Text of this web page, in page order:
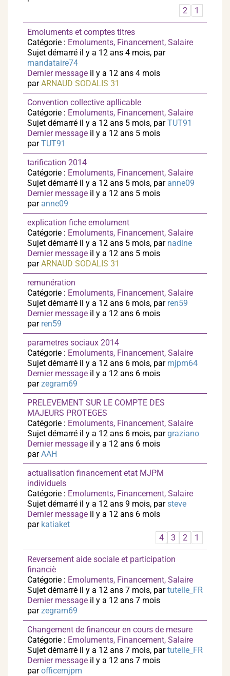
1
2
Emoluments et comptes titres
Catégorie : Emoluments, Financement, Salaire
Sujet démarré il y a 12 ans 4 mois, par
mandataire74
Dernier message il y a 12 ans 4 mois
parARNAUD SODALIS 31
Convention collective apllicable
Catégorie : Emoluments, Financement, Salaire
Sujet démarré il y a 12 ans 5 mois, parTUT91
Dernier message il y a 12 ans 5 mois
parTUT91
tarification 2014
Catégorie : Emoluments, Financement, Salaire
Sujet démarré il y a 12 ans 5 mois, par anne09
Dernier message il y a 12 ans 5 mois
par anne09
explication fiche emolument
Catégorie : Emoluments, Financement, Salaire
Sujet démarré il y a 12 ans 5 mois, par nadine
Dernier message il y a 12 ans 5 mois
parARNAUD SODALIS 31
remunération
Catégorie : Emoluments, Financement, Salaire
Sujet démarré il y a 12 ans 6 mois, par ren59
Dernier message il y a 12 ans 6 mois
par ren59
parametres sociaux 2014
Catégorie : Emoluments, Financement, Salaire
Sujet démarré il y a 12 ans 6 mois, par mjpm64
Dernier message il y a 12 ans 6 mois
parzegram69
PRELEVEMENT SUR LE COMPTE DES
MAJEURS PROTEGES
Catégorie : Emoluments, Financement, Salaire
Sujet démarré il y a 12 ans 6 mois, pargraziano
Dernier message il y a 12 ans 6 mois
parAAH
actualisation financement etat MJPM
individuels
Catégorie : Emoluments, Financement, Salaire
Sujet démarré il y a 12 ans 9 mois, parsteve
Dernier message il y a 12 ans 6 mois
par katiaket
1
2
3
4
Reversement aide sociale et participation
financiè
Catégorie : Emoluments, Financement, Salaire
Sujet démarré il y a 12 ans 7 mois, partutelle_FR
Dernier message il y a 12 ans 7 mois
parzegram69
Changement de financeur en cours de mesure
Catégorie : Emoluments, Financement, Salaire
Sujet démarré il y a 12 ans 7 mois, partutelle_FR
Dernier message il y a 12 ans 7 mois
parofficemjpm